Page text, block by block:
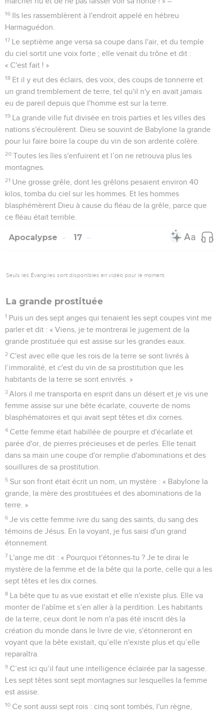
16 Ils les rassemblèrent à l'endroit appelé en hébreu
Harmaguédon.
17 Le septième ange versa sa coupe dans l'air, et du temple
du ciel sortit une voix forte ; elle venait du trône et dit :
« C'est fait ! »
18 Et il y eut des éclairs, des voix, des coups de tonnerre et
un grand tremblement de terre, tel qu'il n'y en avait jamais
eu de pareil depuis que l'homme est sur la terre.
19 La grande ville fut divisée en trois parties et les villes des
nations s'écroulèrent. Dieu se souvint de Babylone la grande
pour lui faire boire la coupe du vin de son ardente colère.
20 Toutes les îles s'enfuirent et l’on ne retrouva plus les
montagnes.
21 Une grosse grêle, dont les grêlons pesaient environ 40
kilos, tomba du ciel sur les hommes. Et les hommes
blasphémèrent Dieu à cause du fléau de la grêle, parce que
ce fléau était terrible.
Apocalypse 17
Seuls les Évangiles sont disponibles en vidéo pour le moment.
La grande prostituée
1 Puis un des sept anges qui tenaient les sept coupes vint me
parler et dit : « Viens, je te montrerai le jugement de la
grande prostituée qui est assise sur les grandes eaux.
2 C'est avec elle que les rois de la terre se sont livrés à
l’immoralité, et c'est du vin de sa prostitution que les
habitants de la terre se sont enivrés. »
3 Alors il me transporta en esprit dans un désert et je vis une
femme assise sur une bête écarlate, couverte de noms
blasphématoires et qui avait sept têtes et dix cornes.
4 Cette femme était habillée de pourpre et d'écarlate et
parée d'or, de pierres précieuses et de perles. Elle tenait
dans sa main une coupe d'or remplie d'abominations et des
souillures de sa prostitution.
5 Sur son front était écrit un nom, un mystère : « Babylone la
grande, la mère des prostituées et des abominations de la
terre. »
6 Je vis cette femme ivre du sang des saints, du sang des
témoins de Jésus. En la voyant, je fus saisi d'un grand
étonnement.
7 L'ange me dit : « Pourquoi t'étonnes-tu ? Je te dirai le
mystère de la femme et de la bête qui la porte, celle qui a les
sept têtes et les dix cornes.
8 La bête que tu as vue existait et elle n'existe plus. Elle va
monter de l'abîme et s’en aller à la perdition. Les habitants
de la terre, ceux dont le nom n'a pas été inscrit dès la
création du monde dans le livre de vie, s'étonneront en
voyant que la bête existait, qu’elle n'existe plus et qu’elle
reparaîtra.
9 C’est ici qu’il faut une intelligence éclairée par la sagesse.
Les sept têtes sont sept montagnes sur lesquelles la femme
est assise.
10 Ce sont aussi sept rois : cinq sont tombés, l'un règne,